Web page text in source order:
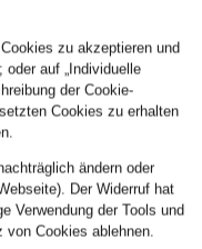
zu akzeptieren und
auf „Individuelle
der Cookie-
Cookies zu erhalten
ändern oder
Der Widerruf hat
Verwendung der Tools und
Cookies ablehnen.